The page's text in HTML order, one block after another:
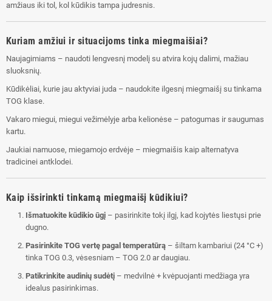
amžiaus iki tol, kol kūdikis tampa judresnis.
Kuriam amžiui ir situacijoms tinka miegmaišiai?
Naujagimiams – naudoti lengvesnį modelį su atvira kojų dalimi, mažiau
sluoksnių.
Kūdikėliai, kurie jau aktyviai juda – naudokite ilgesnį miegmaišį su tinkama
TOG klase.
Vakaro miegui, miegui vežimėlyje arba kelionėse – patogumas ir saugumas
kartu.
Jaukiai namuose, miegamojo erdvėje – miegmaišis kaip alternatyva
tradicinei antklodei.
Kaip išsirinkti tinkamą miegmaišį kūdikiui?
Išmatuokite kūdikio ūgį – pasirinkite tokį ilgį, kad kojytės liestųsi prie
dugno.
Pasirinkite TOG vertę pagal temperatūrą – šiltam kambariui (24 °C +)
tinka TOG 0.3, vėsesniam – TOG 2.0 ar daugiau.
Patikrinkite audinių sudėtį – medvilnė + kvėpuojanti medžiaga yra
idealus pasirinkimas.